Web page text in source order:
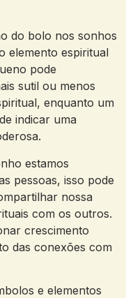
do​ bolo nos sonhos
elemento espiritual​
pode
sutil ou menos⁢
enquanto um
indicar uma
estamos
pessoas, isso‌ pode
nossa
com ​os outros.
crescimento
das conexões​ com
e ⁣elementos